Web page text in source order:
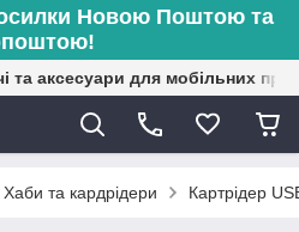
Новою Поштою та
та аксесуари для мобільних
Хаби та кардрідери Картрідер